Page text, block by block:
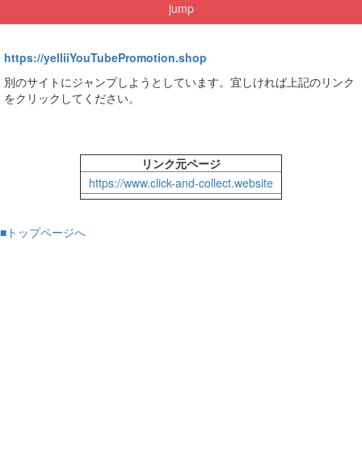
jump
https://yelliiYouTubePromotion.shop
別のサイトにジャンプしようとしています。宜しければ上記のリンク
をクリックしてください。
リンク元ページ
https://www.click-and-collect.website
■トップページへ